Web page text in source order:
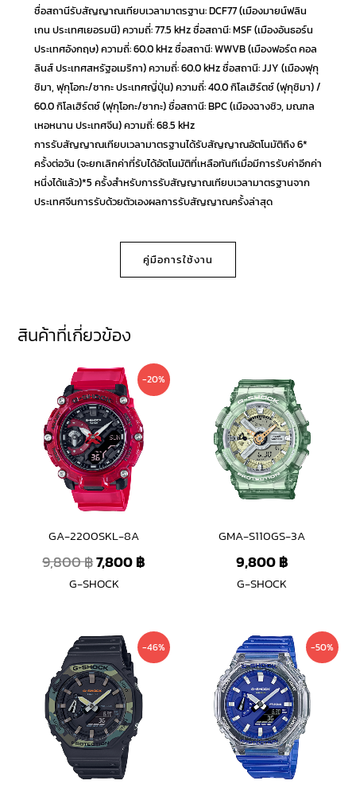
ชื่อสถานีรับสัญญาณเทียบเวลามาตรฐาน: DCF77 (เมืองมายน์ฟลิน
เกน ประเทศเยอรมนี) ความถี่: 77.5 kHz ชื่อสถานี: MSF (เมืองอันธอร์น
ประเทศอังกฤษ) ความถี่: 60.0 kHz ชื่อสถานี: WWVB (เมืองฟอร์ต คอล
ลินส์ ประเทศสหรัฐอเมริกา) ความถี่: 60.0 kHz ชื่อสถานี: JJY (เมืองฟุกุ
ชิมา, ฟุกุโอกะ/ซากะ ประเทศญี่ปุ่น) ความถี่: 40.0 กิโลเฮิร์ตซ์ (ฟุกุชิมา) /
60.0 กิโลเฮิร์ตซ์ (ฟุกุโอกะ/ซากะ) ชื่อสถานี: BPC (เมืองฉางชิว, มณฑล
เหอหนาน ประเทศจีน) ความถี่: 68.5 kHz
การรับสัญญาณเทียบเวลามาตรฐานได้รับสัญญาณอัตโนมัติถึง 6*
ครั้งต่อวัน (จะยกเลิกค่าที่รับได้อัตโนมัติที่เหลือทันทีเมื่อมีการรับค่าอีกค่า
หนึ่งได้แล้ว)*5 ครั้งสำหรับการรับสัญญาณเทียบเวลามาตรฐานจาก
ประเทศจีนการรับด้วยตัวเองผลการรับสัญญาณครั้งล่าสุด
คู่มือการใช้งาน
สินค้าที่เกี่ยวข้อง
-20%
GA-2200SKL-8A
9,800฿
Original
price
was:
9,800 ฿.
7,800฿
Current
price
G-SHOCK
GMA-S110GS-3A
9,800฿
G-SHOCK
-46%
Original
price
was:
6,600 ฿.
Current
price
-50%
Original
price
was:
6,600 ฿.
price